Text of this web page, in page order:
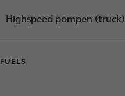
Highspeed pompen (truck)
FUELS